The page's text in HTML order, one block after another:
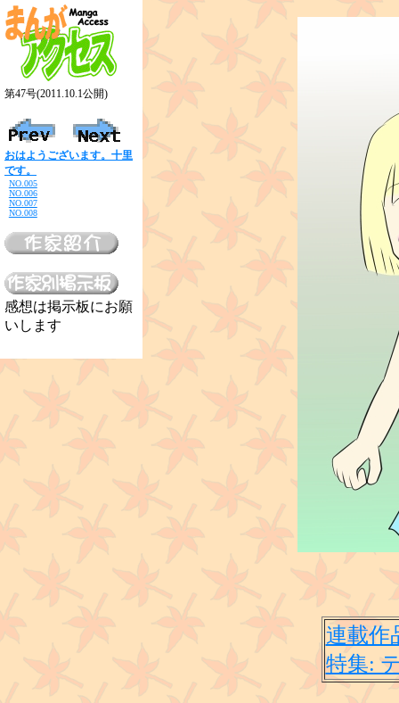
第47号(2011.10.1公開)
おはようございます。十里
です。
NO.005
NO.006
NO.007
NO.008
感想は掲示板にお願
いします
連載作
特集: